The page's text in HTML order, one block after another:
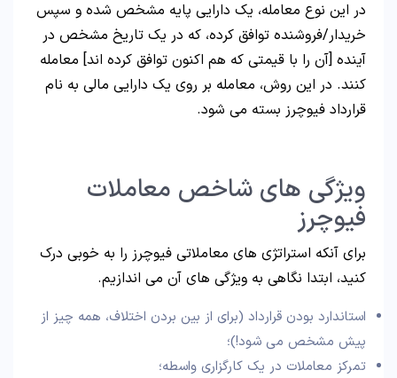
در این نوع معامله، یک دارایی پایه مشخص شده و سپس
خریدار/فروشنده توافق کرده، که در یک تاریخ مشخص در
آینده [آن را با قیمتی که هم اکنون توافق کرده اند] معامله
کنند. در این روش، معامله بر روی یک دارایی مالی به نام
قرارداد فیوچرز بسته می شود.
ویژگی های شاخص معاملات
فیوچرز
برای آنکه استراتژی های معاملاتی فیوچرز را به خوبی درک
کنید، ابتدا نگاهی به ویژگی های آن می اندازیم.
استاندارد بودن قرارداد (برای از بین بردن اختلاف، همه چیز از
پیش مشخص می شود!)؛
تمرکز معاملات در یک کارگزاری واسطه؛